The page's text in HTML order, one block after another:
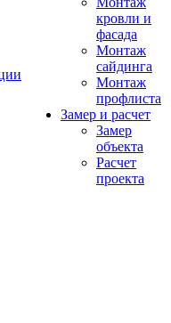
кровли и
фасада
Монтаж
сайдинга
Монтаж
профлиста
Замер и расчет
Замер
объекта
Расчет
проекта